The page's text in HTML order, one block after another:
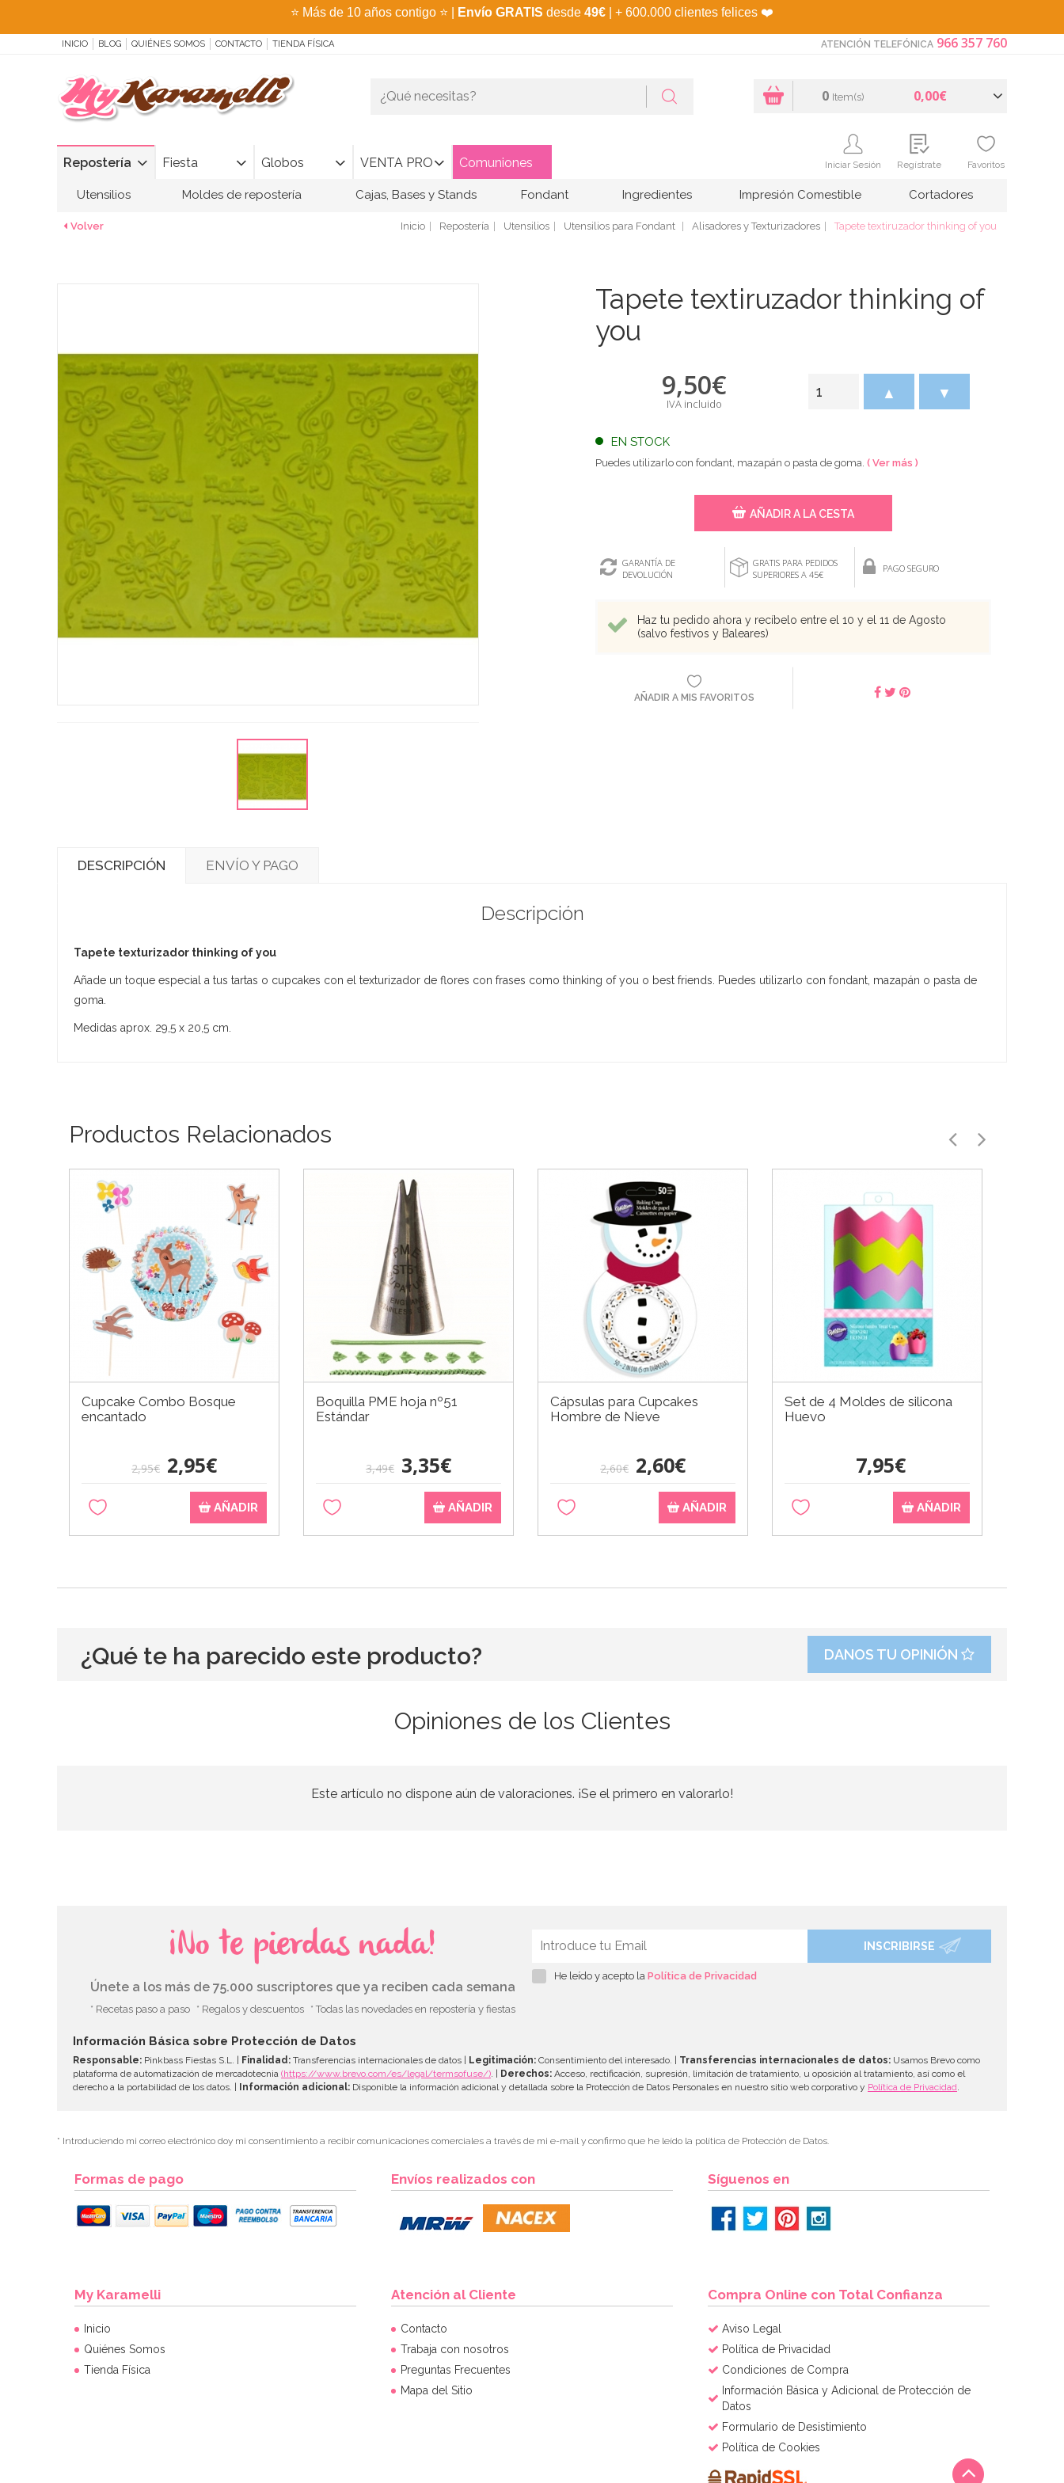
⭐ Más de 10 años contigo ⭐ Envío GRATIS desde 49€ | + 600.000 clientes felices ❤️
INICIO BLOG QUIÉNES SOMOS CONTACTO TIENDA FÍSICA ATENCIÓN TELEFÓNICA 966 357 760
Repostería Fiesta Globos VENTA PRO Comuniones
0 Item(s) 0,00€
Iniciar Sesión Regístrate Favoritos
Utensilios Moldes de repostería Cajas, Bases y Stands Fondant Ingredientes Impresión Comestible Cortadores
Volver Inicio Repostería Utensilios Utensilios para Fondant Alisadores y Texturizadores Tapete textiruzador thinking of you
Tapete textiruzador thinking of
you
9,50€
IVA incluido
EN STOCK
▲ ▼
Puedes utilizarlo con fondant, mazapán o pasta de goma. ( Ver más )
AÑADIR A LA CESTA
GARANTÍA DE
DEVOLUCIÓN
GRATIS PARA PEDIDOS
SUPERIORES A 45€
PAGO SEGURO
Haz tu pedido ahora y recíbelo entre el 10 y el 11 de Agosto
(salvo festivos y Baleares)
AÑADIR A MIS FAVORITOS
DESCRIPCIÓN ENVÍO Y PAGO
Descripción
Tapete texturizador thinking of you
Añade un toque especial a tus tartas o cupcakes con el texturizador de flores con frases como thinking of you o best friends. Puedes utilizarlo con fondant, mazapán o pasta de
goma.
Medidas aprox. 29,5 x 20,5 cm.
Productos Relacionados
Cupcake Combo Bosque
encantado
2,95€ 2,95€
AÑADIR
Boquilla PME hoja nº51
Estándar
3,49€ 3,35€
AÑADIR
Cápsulas para Cupcakes
Hombre de Nieve
2,60€ 2,60€
AÑADIR
Set de 4 Moldes de silicona
Huevo
7,95€
AÑADIR
¿Qué te ha parecido este producto? DANOS TU OPINIÓN
Opiniones de los Clientes
Este artículo no dispone aún de valoraciones. ¡Se el primero en valorarlo!
¡No te pierdas nada!
Únete a los más de 75.000 suscriptores que ya reciben cada semana
* Recetas paso a paso * Regalos y descuentos * Todas las novedades en repostería y fiestas
INSCRIBIRSE
He leído y acepto la Política de Privacidad
Información Básica sobre Protección de Datos
Responsable: Pinkbass Fiestas S.L. | Finalidad: Transferencias internacionales de datos | Legitimación: Consentimiento del interesado. | Transferencias internacionales de datos: Usamos Brevo como
plataforma de automatización de mercadotecnia (https://www.brevo.com/es/legal/termsofuse/) . | Derechos: Acceso, rectificación, supresión, limitación de tratamiento, u oposición al tratamiento, así como el
derecho a la portabilidad de los datos. | Información adicional: Disponible la información adicional y detallada sobre la Protección de Datos Personales en nuestro sitio web corporativo y Política de Privacidad
* Introduciendo mi correo electrónico doy mi consentimiento a recibir comunicaciones comerciales a través de mi e-mail y confirmo que he leído la política de Protección de Datos.
Formas de pago Envíos realizados con Síguenos en
My Karamelli
Inicio
Quiénes Somos
Tienda Física
Atención al Cliente
Contacto
Trabaja con nosotros
Preguntas Frecuentes
Mapa del Sitio
Compra Online con Total Confianza
Aviso Legal
Política de Privacidad
Condiciones de Compra
Información Básica y Adicional de Protección de
Datos
Formulario de Desistimiento
Política de Cookies